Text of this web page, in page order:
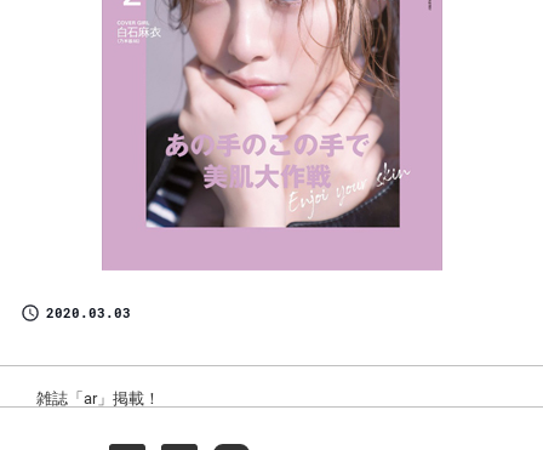
2020.03.03
雑誌「ar」掲載！